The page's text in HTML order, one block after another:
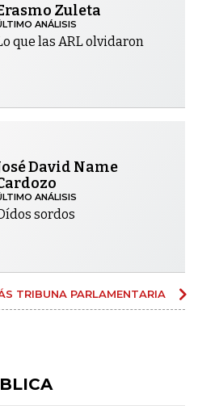
Zuleta
ANÁLISIS
que las ARL olvidaron
David Name
ANÁLISIS
sordos
TRIBUNA PARLAMENTARIA